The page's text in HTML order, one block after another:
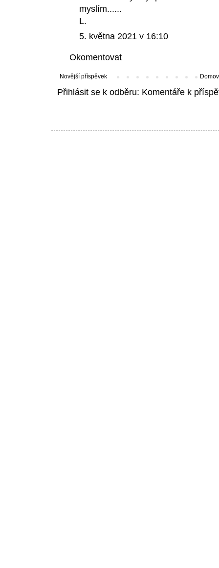
myslím......
L.
5. května 2021 v 16:10
Okomentovat
Novější příspěvek
Přihlásit se k odběru: Komentáře k